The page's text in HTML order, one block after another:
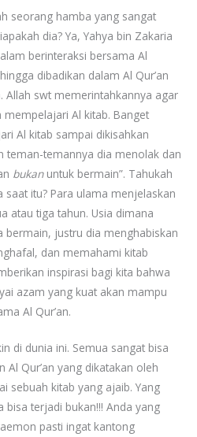
seorang hamba yang sangat
dia? Ya, Yahya bin Zakaria
berinteraksi bersama Al
dibadikan dalam Al Qur’an
Allah swt memerintahkannya agar
Al kitab. Banget
Al kitab sampai dikisahkan
teman-temannya dia menolak dan
bukanuntuk bermain”. Tahukah
itu? Para ulama menjelaskan
atau tiga tahun. Usia dimana
bermain, justru dia menghabiskan
dan memahami kitab
inspirasi bagi kita bahwa
azam yang kuat akan mampu
Al Qur’an.
di dunia ini. Semua sangat bisa
Qur’an yang dikatakan oleh
sebuah kitab yang ajaib. Yang
terjadi bukan!!! Anda yang
pasti ingat kantong